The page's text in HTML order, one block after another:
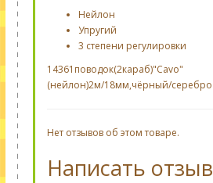
Нейлон
Упругий
3 степени регулировки
14361поводок(2караб)"Cavo"
(нейлон)2м/18мм,чёрный/серебро
Нет отзывов об этом товаре.
Написать отзыв